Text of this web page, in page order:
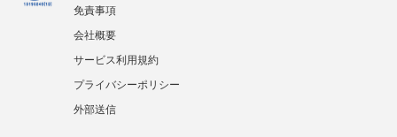
免責事項
会社概要
サービス利用規約
プライバシーポリシー
外部送信